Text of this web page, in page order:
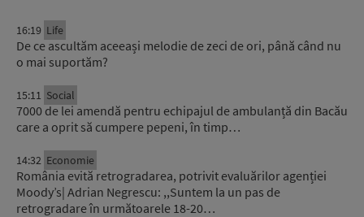
16:19 Life
De ce ascultăm aceeași melodie de zeci de ori, până când nu
o mai suportăm?
15:11 Social
7000 de lei amendă pentru echipajul de ambulanță din Bacău
care a oprit să cumpere pepeni, în timp…
14:32 Economie
România evită retrogradarea, potrivit evaluărilor agenției
Moody’s| Adrian Negrescu: ,,Suntem la un pas de
retrogradare în următoarele 18-20…